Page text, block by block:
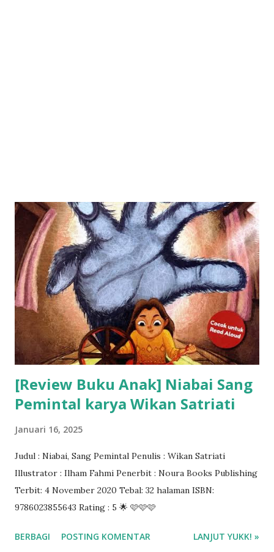
[Review Buku Anak] Niabai Sang
Pemintal karya Wikan Satriati
Januari 16, 2025
Judul : Niabai, Sang Pemintal Penulis : Wikan Satriati
Illustrator : Ilham Fahmi Penerbit : Noura Books Publishing
Terbit: 4 November 2020 Tebal: 32 halaman ISBN:
9786023855643 Rating : 5 🌟 🩷🩷🩷
BERBAGI POSTING KOMENTAR LANJUT YUKK! »